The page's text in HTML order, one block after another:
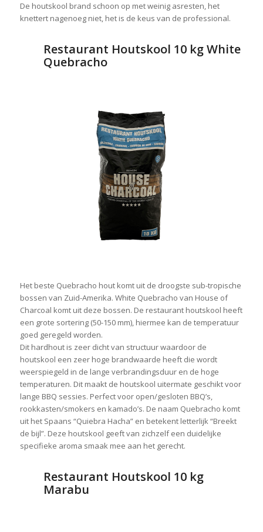
De houtskool brand schoon op met weinig asresten, het
knettert nagenoeg niet, het is de keus van de professional.
Restaurant Houtskool 10 kg White
Quebracho
Het beste Quebracho hout komt uit de droogste sub-tropische
bossen van Zuid-Amerika. White Quebracho van House of
Charcoal komt uit deze bossen. De restaurant houtskool heeft
een grote sortering (50-150 mm), hiermee kan de temperatuur
goed geregeld worden.
Dit hardhout is zeer dicht van structuur waardoor de
houtskool een zeer hoge brandwaarde heeft die wordt
weerspiegeld in de lange verbrandingsduur en de hoge
temperaturen. Dit maakt de houtskool uitermate geschikt voor
lange BBQ sessies. Perfect voor open/gesloten BBQ’s,
rookkasten/smokers en kamado’s. De naam Quebracho komt
uit het Spaans “Quiebra Hacha” en betekent letterlijk “Breekt
de bijl”. Deze houtskool geeft van zichzelf een duidelijke
specifieke aroma smaak mee aan het gerecht.
Restaurant Houtskool 10 kg
Marabu